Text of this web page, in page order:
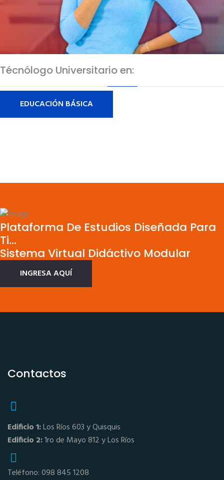
Técnólogo Universitario en:
EDUCACIÓN BÁSICA
Plataforma De Estudios Diseñada Para
Ti...
Sistema Virtual Didáctivo Modular
INGRESA AQUÍ
Contactos
Edificio 1:Los Ríos 603 y Quisquis
Edificio 2:1ro de Mayo 812 y Los Ríos
Teléfono: 098 845 1208